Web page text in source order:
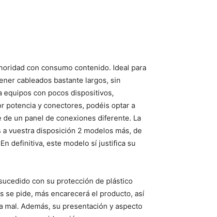
con consumo contenido. Ideal para
cableados bastante largos, sin
equipos con pocos dispositivos,
potencia y conectores, podéis optar a
un panel de conexiones diferente. La
vuestra disposición 2 modelos más, de
definitiva, este modelo sí justifica su
con su protección de plástico
se pide, más encarecerá el producto, así
Además, su presentación y aspecto